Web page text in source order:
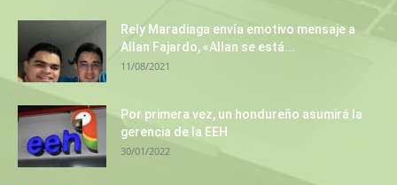
Rely Maradiaga envía emotivo mensaje a
Allan Fajardo, «Allan se está...
11/08/2021
Por primera vez, un hondureño asumirá la
gerencia de la EEH
30/01/2022